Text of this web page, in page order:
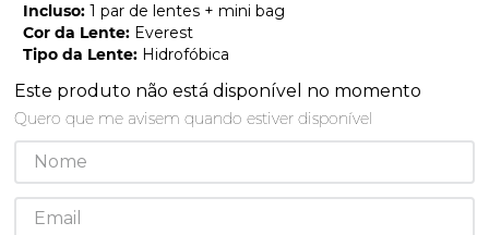
Incluso: 1 par de lentes + mini bag
Cor da Lente: Everest
Tipo da Lente: Hidrofóbica
Este produto não está disponível no momento
Quero que me avisem quando estiver disponível